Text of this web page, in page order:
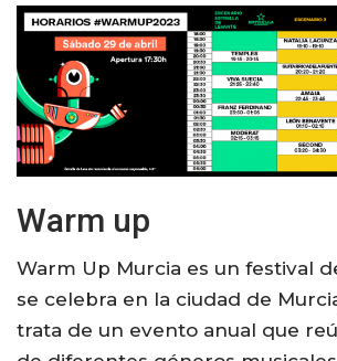
Warm up
Warm Up Murcia es un festival
se celebra en la ciudad de
trata de un evento anual que